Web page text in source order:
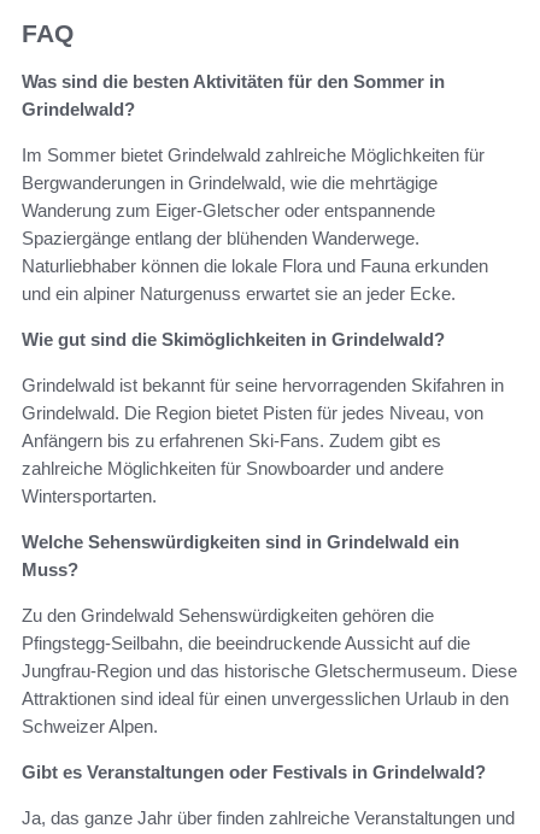
FAQ
Was sind die besten Aktivitäten für den Sommer in
Grindelwald?
Im Sommer bietet Grindelwald zahlreiche Möglichkeiten für
Bergwanderungen in Grindelwald, wie die mehrtägige
Wanderung zum Eiger-Gletscher oder entspannende
Spaziergänge entlang der blühenden Wanderwege.
Naturliebhaber können die lokale Flora und Fauna erkunden
und ein alpiner Naturgenuss erwartet sie an jeder Ecke.
Wie gut sind die Skimöglichkeiten in Grindelwald?
Grindelwald ist bekannt für seine hervorragenden Skifahren in
Grindelwald. Die Region bietet Pisten für jedes Niveau, von
Anfängern bis zu erfahrenen Ski-Fans. Zudem gibt es
zahlreiche Möglichkeiten für Snowboarder und andere
Wintersportarten.
Welche Sehenswürdigkeiten sind in Grindelwald ein
Muss?
Zu den Grindelwald Sehenswürdigkeiten gehören die
Pfingstegg-Seilbahn, die beeindruckende Aussicht auf die
Jungfrau-Region und das historische Gletschermuseum. Diese
Attraktionen sind ideal für einen unvergesslichen Urlaub in den
Schweizer Alpen.
Gibt es Veranstaltungen oder Festivals in Grindelwald?
Ja, das ganze Jahr über finden zahlreiche Veranstaltungen und